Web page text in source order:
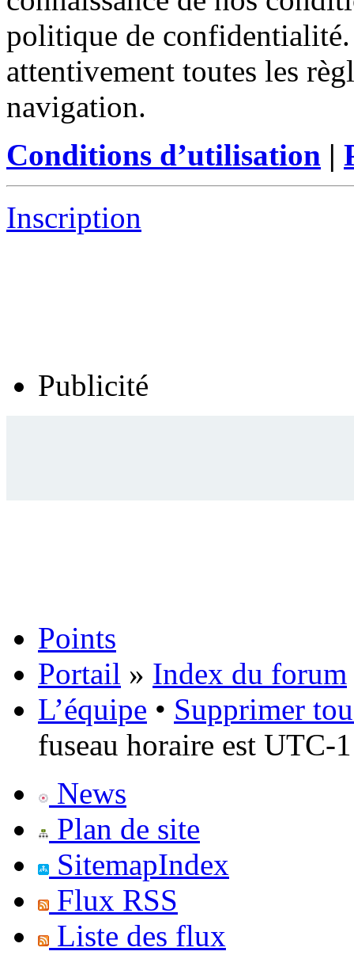
politique de
attentivement toutes les
navigation.
Conditions d’utilisation |
Inscription
Publicité
Points
Portail » Index du forum
L’équipe • Supprimer
fuseau horaire est UTC-
News
Plan de site
SitemapIndex
Flux RSS
Liste des flux